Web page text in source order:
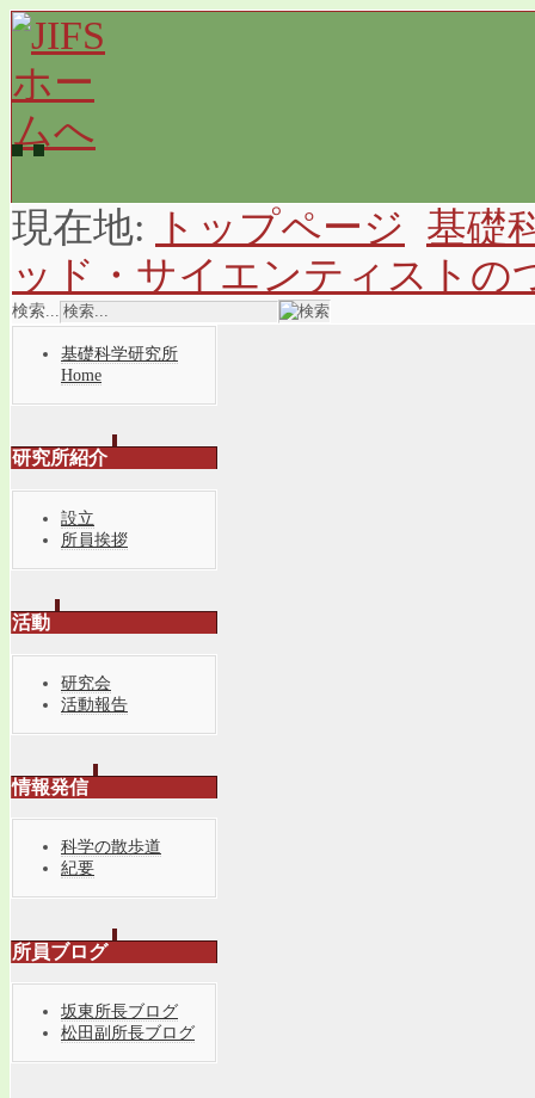
現在地: トップページ 基礎
ッド・サイエンティストの
検索...
基礎科学研究所
Home
研究所紹介
設立
所員挨拶
活動
研究会
活動報告
情報発信
科学の散歩道
紀要
所員ブログ
坂東所長ブログ
松田副所長ブログ